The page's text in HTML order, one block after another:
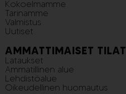
Kokoelmamme
Tarinamme
Valmistus
Uutiset
AMMATTIMAISET TILAT
Lataukset
Ammatillinen alue
Lehdistöalue
Oikeudellinen huomautus